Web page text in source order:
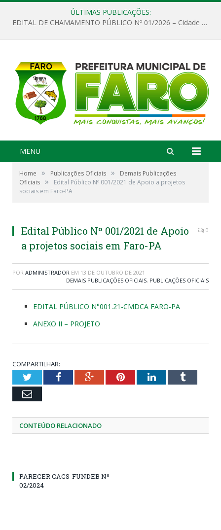
ÚLTIMAS PUBLICAÇÕES:
EDITAL DE CHAMAMENTO PÚBLICO Nº 01/2026 – Cidade de Faro
MENU
Home » Publicações Oficiais »
Demais Publicações
Oficiais »
Edital Público Nº 001/2021 de Apoio a projetos
sociais em Faro-PA
Edital Público Nº 001/2021 de Apoio
a projetos sociais em Faro-PA
0
POR ADMINISTRADOR EM 13 DE OUTUBRO DE 2021
DEMAIS PUBLICAÇÕES OFICIAIS, PUBLICAÇÕES OFICIAIS
EDITAL PÚBLICO N°001.21-CMDCA FARO-PA
ANEXO II – PROJETO
COMPARTILHAR:
TwitterFacebookGoogle+PinterestLinkedInTumblr
Email
CONTEÚDO RELACIONADO
PARECER CACS-FUNDEB Nº
02/2024